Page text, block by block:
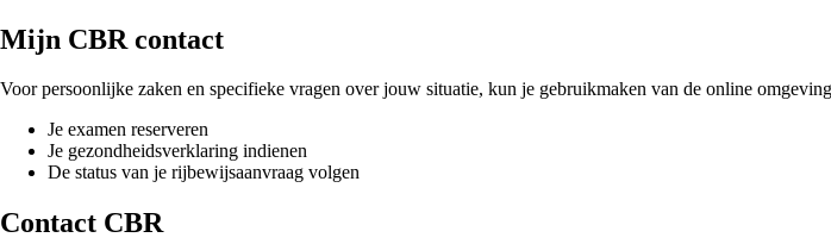
Mijn CBR contact
Voor persoonlijke zaken en specifieke vragen over jouw situatie, kun je gebruikmaken van de online
Je examen reserveren
Je gezondheidsverklaring indienen
De status van je rijbewijsaanvraag volgen
Contact CBR